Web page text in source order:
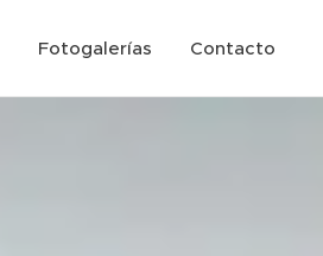
Fotogalerías Contacto